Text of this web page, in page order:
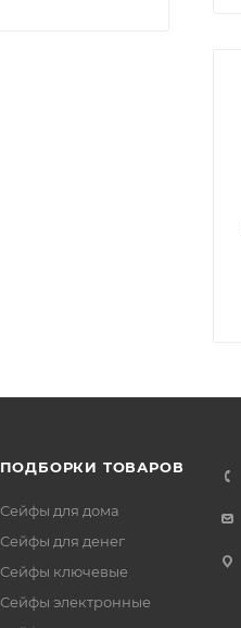
ПОДБОРКИ ТОВАРОВ
Сейфы для дома
Сейфы для денег
Сейфы ключевые
Сейфы электронные